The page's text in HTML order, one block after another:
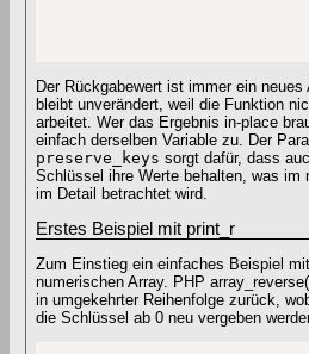
Der Rückgabewert ist immer ein neues
bleibt unverändert, weil die Funktion
arbeitet. Wer das Ergebnis in-place
einfach derselben Variable zu. Der
preserve_keys sorgt dafür, dass
Schlüssel ihre Werte behalten, was im
im Detail betrachtet wird.
Erstes Beispiel mit print_r
Zum Einstieg ein einfaches Beispiel
numerischen Array. PHP
in umgekehrter Reihenfolge zurück,
die Schlüssel ab 0 neu vergeben